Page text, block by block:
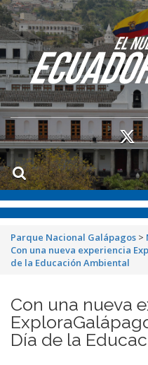
Parque Nacional Galápagos >
Con una nueva experiencia
de la Educación Ambiental
Con una nueva
Día de la